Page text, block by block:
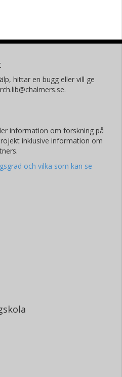
hittar en bugg eller vill ge
information om forskning på
inklusive information om
och vilka som kan se